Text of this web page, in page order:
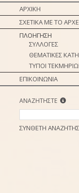
ΑΡΧΙΚΗ
ΣΧΕΤΙΚΑ ΜΕ ΤΟ
ΠΛΟΗΓΗΣΗ
ΣΥΛΛΟΓΕΣ
ΘΕΜΑΤΙΚΕΣ
ΤΥΠΟΙ
ΕΠΙΚΟΙΝΩΝΙΑ
ΑΝΑΖΗΤΗΣΤΕ
ΣΥΝΘΕΤΗ